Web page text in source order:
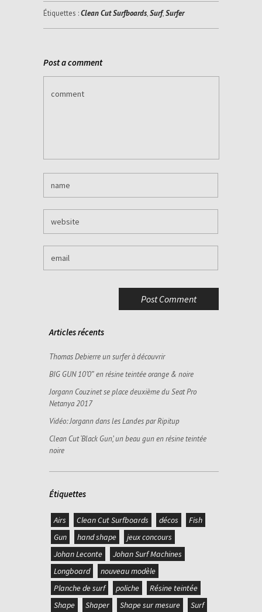
Étiquettes :Clean Cut Surfboards,Surf,Surfer
Post a comment
Articles récents
Thomas Debierre un surfer à découvrir
BIG GUN 10’0″ en résine teintée orange & noire
Jorgann Couzinet se place deuxième du Seat Pro
Netanya 2017
Vidéo: Jorgann dans les Landes par Ripitup
Clean Cut ‘Black Gun’, un beau gun en résine teintée
noire
Étiquettes
Airs Clean Cut Surfboards décos
Fish
Gun
hand shape
jeux concours
Johan Leconte
Johan Surf Machines
Longboard
nouveau modèle
Planche de surf
poliche
Résine teintée
Shape
Shaper Shape sur mesure Surf